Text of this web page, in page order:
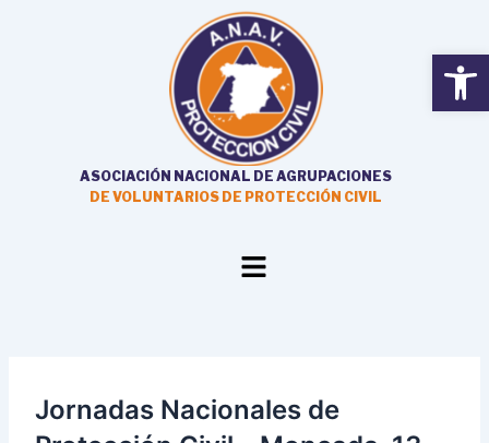
ASOCIACIÓN NACIONAL DE AGRUPACIONES
DE VOLUNTARIOS DE PROTECCIÓN CIVIL
Main
Jornadas Nacionales de